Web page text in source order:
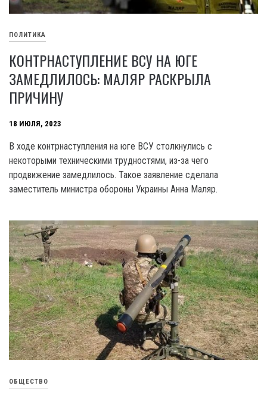
ПОЛИТИКА
КОНТРНАСТУПЛЕНИЕ ВСУ НА ЮГЕ
ЗАМЕДЛИЛОСЬ: МАЛЯР РАСКРЫЛА
ПРИЧИНУ
18 ИЮЛЯ, 2023
В ходе контрнаступления на юге ВСУ столкнулись с
некоторыми техническими трудностями, из-за чего
продвижение замедлилось. Такое заявление сделала
заместитель министра обороны Украины Анна Маляр.
ОБЩЕСТВО